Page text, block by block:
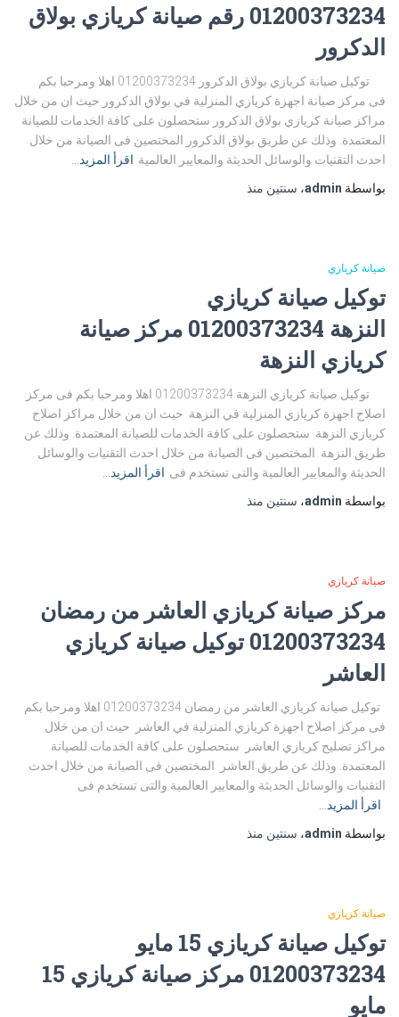
01200373234 رقم صيانة كريازي بولاق
الدكرور
توكيل صيانة كريازي بولاق الدكرور 01200373234 اهلا ومرحبا بكم
فى مركز صيانة اجهزة كريازي المنزلية في بولاق الدكرور حيث ان من خلال
مراكز صيانة كريازي بولاق الدكرور ستحصلون على كافة الخدمات للصيانة
المعتمدة. وذلك عن طريق بولاق الدكرور المختصين فى الصيانة من خلال
احدث التقنيات والوسائل الحديثة والمعايير العالمية اقرأ المزيد…
بواسطة admin، سنتين منذ
صيانة كريازي
توكيل صيانة كريازي
النزهة 01200373234 مركز صيانة
كريازي النزهة
توكيل صيانة كريازي النزهة 01200373234 اهلا ومرحبا بكم فى مركز
اصلاح اجهزة كريازي المنزلية في النزهة حيث ان من خلال مراكز اصلاح
كريازي النزهة ستحصلون على كافة الخدمات للصيانة المعتمدة. وذلك عن
طريق النزهة المختصين فى الصيانة من خلال احدث التقنيات والوسائل
الحديثة والمعايير العالمية والتى تستخدم فى اقرأ المزيد…
بواسطة admin، سنتين منذ
صيانة كريازي
مركز صيانة كريازي العاشر من رمضان
01200373234 توكيل صيانة كريازي
العاشر
توكيل صيانة كريازي العاشر من رمضان 01200373234 اهلا ومرحبا بكم
فى مركز اصلاح اجهزة كريازي المنزلية في العاشر حيث ان من خلال
مراكز تصليح كريازي العاشر ستحصلون على كافة الخدمات للصيانة
المعتمدة. وذلك عن طريق العاشر المختصين فى الصيانة من خلال احدث
التقنيات والوسائل الحديثة والمعايير العالمية والتى تستخدم فى
اقرأ المزيد…
بواسطة admin، سنتين منذ
صيانة كريازي
توكيل صيانة كريازي 15 مايو
01200373234 مركز صيانة كريازي 15
مايو